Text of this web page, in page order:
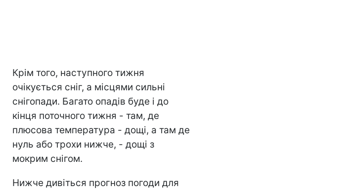
Крім того, наступного тижня
очікується сніг, а місцями сильні
снігопади. Багато опадів буде і до
кінця поточного тижня - там, де
плюсова температура - дощі, а там де
нуль або трохи нижче, - дощі з
мокрим снігом.
Нижче дивіться прогноз погоди для